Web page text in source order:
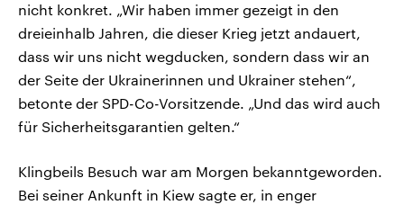
nicht konkret. „Wir haben immer gezeigt in den
dreieinhalb Jahren, die dieser Krieg jetzt andauert,
dass wir uns nicht wegducken, sondern dass wir an
der Seite der Ukrainerinnen und Ukrainer stehen“,
betonte der SPD-Co-Vorsitzende. „Und das wird auch
für Sicherheitsgarantien gelten.“
Klingbeils Besuch war am Morgen bekanntgeworden.
Bei seiner Ankunft in Kiew sagte er, in enger